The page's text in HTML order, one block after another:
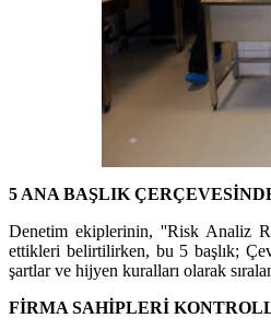
5 ANA BAŞLIK
Denetim ekiplerinin, ''Risk Analiz
ettikleri belirtilirken, bu 5 başlık;
şartlar ve hijyen kuralları olarak
FİRMA SAHİPLERİ